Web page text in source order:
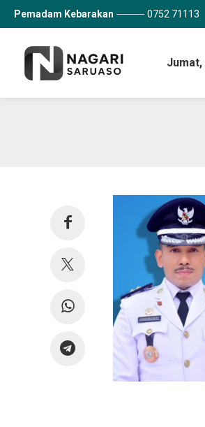
Pemadam Kebarakan 0752 71113
Jumat,